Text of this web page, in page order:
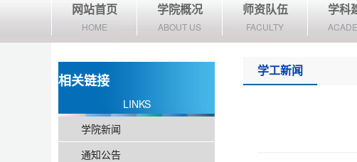
网站首页
HOME
学院概况
ABOUT US
师资队伍
FACULTY
学科
相关链接
LINKS
学院新闻
通知公告
学工新闻